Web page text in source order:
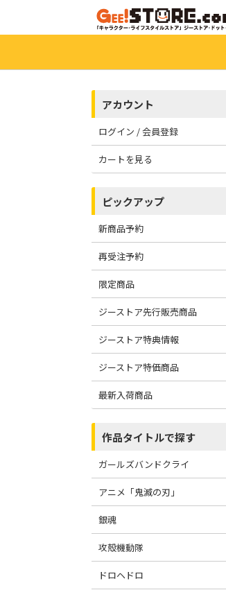
アカウント
ログイン / 会員登録
カートを見る
ピックアップ
新商品予約
再受注予約
限定商品
ジーストア先行販売商品
ジーストア特典情報
ジーストア特価商品
最新入荷商品
作品タイトルで探す
ガールズバンドクライ
アニメ「鬼滅の刃」
銀魂
攻殻機動隊
ドロヘドロ